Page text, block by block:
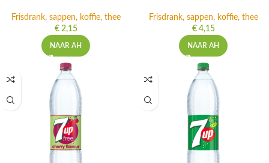
Frisdrank, sappen, koffie, thee
€2,15
NAAR AH
Frisdrank, sappen, koffie, thee
€4,15
NAAR AH